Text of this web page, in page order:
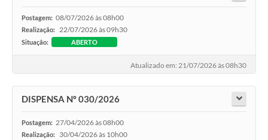
Postagem: 08/07/2026 às 08h00
Realização: 22/07/2026 às 09h30
Situação: ABERTO
Atualizado em: 21/07/2026 às 08h30
DISPENSA Nº 030/2026
Postagem: 27/04/2026 às 08h00
Realização: 30/04/2026 às 10h00